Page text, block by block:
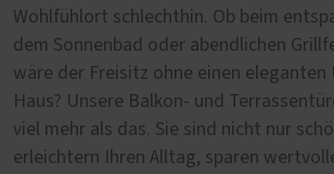
Wohlfühlort schlechthin. Ob beim
dem Sonnenbad oder abendlichen
wäre der Freisitz ohne einen eleganten
Haus? Unsere Balkon- und
viel mehr als das. Sie sind nicht nur
erleichtern Ihren Alltag, sparen